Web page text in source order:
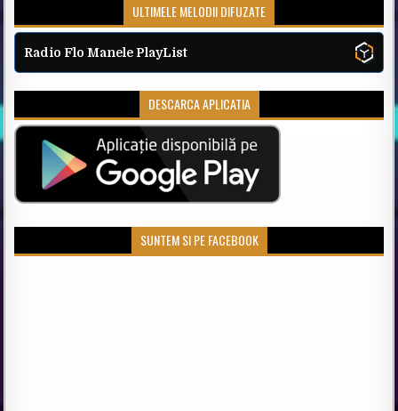
ULTIMELE MELODII DIFUZATE
Radio Flo Manele PlayList
DESCARCA APLICATIA
SUNTEM SI PE FACEBOOK